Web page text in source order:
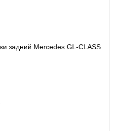
задний Mercedes GL-CLASS